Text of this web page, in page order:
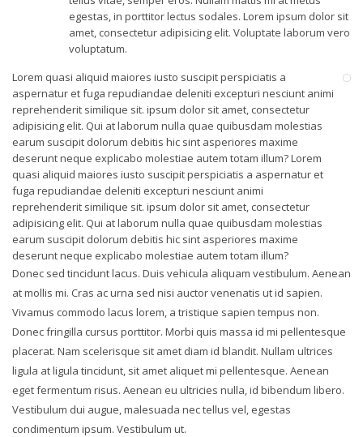
egestas, in porttitor lectus sodales. Lorem ipsum dolor sit
amet, consectetur adipisicing elit. Voluptate laborum vero
voluptatum.
Lorem quasi aliquid maiores iusto suscipit perspiciatis a
aspernatur et fuga repudiandae deleniti excepturi nesciunt animi
reprehenderit similique sit. ipsum dolor sit amet, consectetur
adipisicing elit. Qui at laborum nulla quae quibusdam molestias
earum suscipit dolorum debitis hic sint asperiores maxime
deserunt neque explicabo molestiae autem totam illum? Lorem
quasi aliquid maiores iusto suscipit perspiciatis a aspernatur et
fuga repudiandae deleniti excepturi nesciunt animi
reprehenderit similique sit. ipsum dolor sit amet, consectetur
adipisicing elit. Qui at laborum nulla quae quibusdam molestias
earum suscipit dolorum debitis hic sint asperiores maxime
deserunt neque explicabo molestiae autem totam illum?
Donec sed tincidunt lacus. Duis vehicula aliquam vestibulum. Aenean
at mollis mi. Cras ac urna sed nisi auctor venenatis ut id sapien.
Vivamus commodo lacus lorem, a tristique sapien tempus non.
Donec fringilla cursus porttitor. Morbi quis massa id mi pellentesque
placerat. Nam scelerisque sit amet diam id blandit. Nullam ultrices
ligula at ligula tincidunt, sit amet aliquet mi pellentesque. Aenean
eget fermentum risus. Aenean eu ultricies nulla, id bibendum libero.
Vestibulum dui augue, malesuada nec tellus vel, egestas
condimentum ipsum. Vestibulum ut.